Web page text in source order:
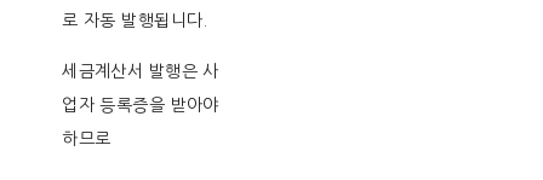
로 자동 발행됩니다.
세금계산서 발행은 사
업자 등록증을 받아야
하므로